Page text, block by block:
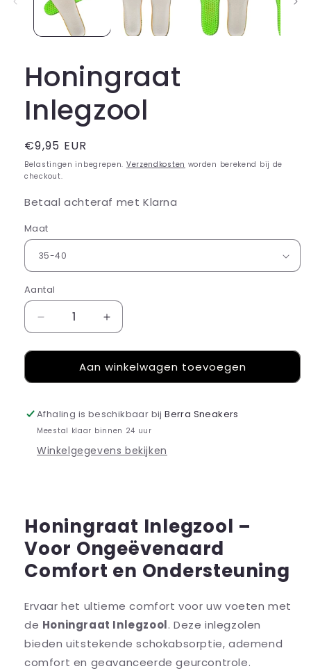
Honingraat
Inlegzool
Normale
prijs
€9,95 EUR
Belastingen inbegrepen. Verzendkosten worden berekend bij de
checkout.
Betaal achteraf met Klarna
Maat
Aantal
Aantal
verlagen
voor
Honingraat
Inlegzool
Aantal
verhogen
voor
Honingraat
Inlegzool
Aan winkelwagen toevoegen
Afhaling is beschikbaar bijBerra Sneakers
Meestal klaar binnen 24 uur
Winkelgegevens bekijken
Honingraat Inlegzool –
Voor Ongeëvenaard
Comfort en Ondersteuning
Ervaar het ultieme comfort voor uw voeten met
de Honingraat Inlegzool. Deze inlegzolen
bieden uitstekende schokabsorptie, ademend
comfort en geavanceerde geurcontrole.